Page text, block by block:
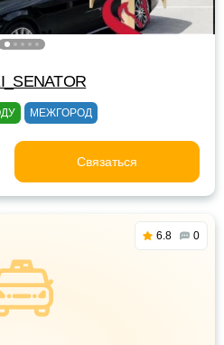
МЕЖГОРОД
Связаться
6.8 0